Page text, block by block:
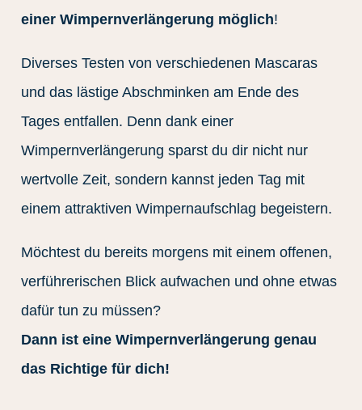
einer Wimpernverlängerung möglich!
Diverses Testen von verschiedenen Mascaras
und das lästige Abschminken am Ende des
Tages entfallen. Denn dank einer
Wimpernverlängerung sparst du dir nicht nur
wertvolle Zeit, sondern kannst jeden Tag mit
einem attraktiven Wimpernaufschlag begeistern.
Möchtest du bereits morgens mit einem offenen,
verführerischen Blick aufwachen und ohne etwas
dafür tun zu müssen?
Dann ist eine Wimpernverlängerung genau
das Richtige für dich!